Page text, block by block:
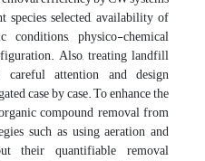
species selected, availability of
physico-chemical
Also, treating landfill
careful attention and design
case by case. To enhance the
compound removal from
such as using aeration and
their quantifiable removal